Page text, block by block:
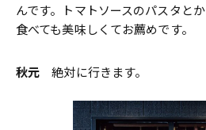
んです。トマトソースのパスタと
食べても美味しくてお薦めです。
秋元 絶対に行きます。